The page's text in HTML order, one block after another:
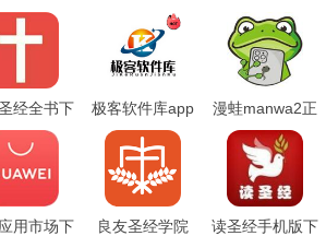
约合本
boylove
载
经全书下
手机版
极客软件库app
漫蛙manwa2正
版下载.apk
用市场下
良友圣经学院
读圣经手机版下